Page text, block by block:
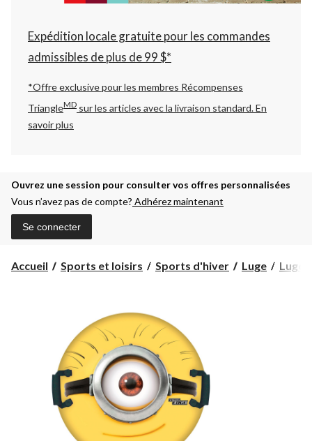
Expédition locale gratuite pour les commandes
admissibles de plus de 99 $*
*Offre exclusive pour les membres Récompenses
TriangleMD sur les articles avec la livraison standard.En
savoir plus
Ouvrez une session pour consulter vos offres personnalisées
Vous n’avez pas de compte? Adhérez maintenant
Se connecter
Accueil Sports et loisirs Sports d'hiver Luge